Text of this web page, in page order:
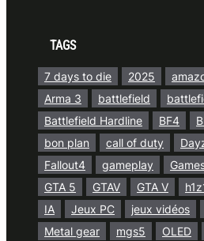
TAGS
7 days to die 2025
Arma 3
battlefield
Battlefield Hardline
BF4
bon plan
call of duty
Fallout4
gameplay
GTA 5
GTAV GTA V
IA
Jeux PC jeux vidéos
Metal gear
mgs5 OLED